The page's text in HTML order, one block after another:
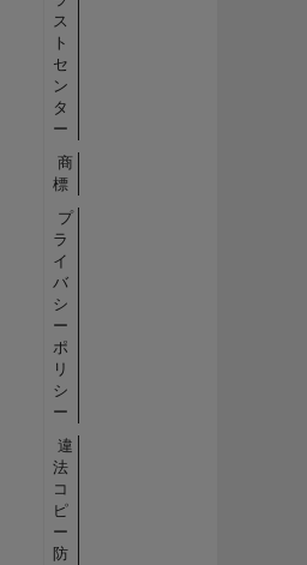
ス
ト
セ
ン
タ
ー
商
標
プ
ラ
イ
バ
シ
ー
ポ
リ
シ
ー
違
法
コ
ピ
ー
防